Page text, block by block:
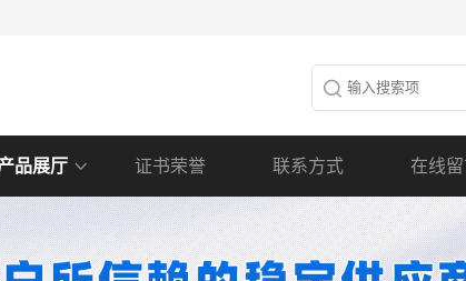
品展厅 证书荣誉 联系方式 在线